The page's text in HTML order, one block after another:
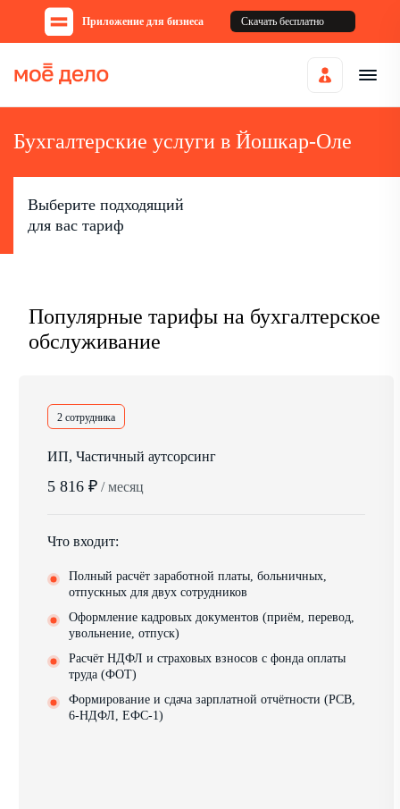
Приложение для бизнеса Скачать бесплатно
Бухгалтерские услуги в Йошкар-Оле
Выберите подходящий
для вас тариф
Популярные тарифы на бухгалтерское
обслуживание
2 сотрудника
ИП, Частичный аутсорсинг
5 816 ₽ / месяц
Что входит:
Полный расчёт заработной платы, больничных,
отпускных для двух сотрудников
Оформление кадровых документов (приём, перевод,
увольнение, отпуск)
Расчёт НДФЛ и страховых взносов с фонда оплаты
труда (ФОТ)
Формирование и сдача зарплатной отчётности (РСВ,
6-НДФЛ, ЕФС-1)